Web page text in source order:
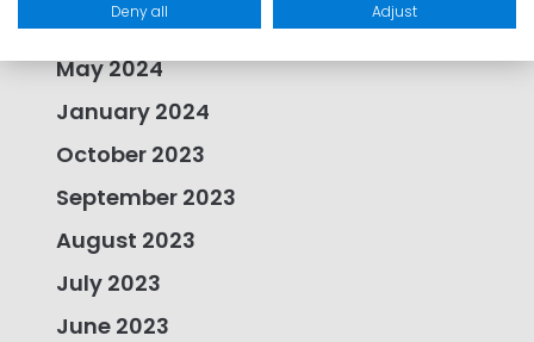
September 2024
May 2024
January 2024
October 2023
September 2023
August 2023
July 2023
June 2023
Deny all Adjust